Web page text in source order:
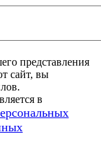
представления
сайт, вы
в